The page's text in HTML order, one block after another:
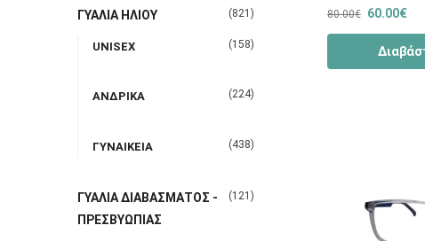
80.00€ 60.00€
ΓΥΑΛΙΑ ΗΛΙΟΥ (821)
UNISEX (158)
ΑΝΔΡΙΚΑ (224)
ΓΥΝΑΙΚΕΙΑ (438)
ΓΥΑΛΙΑ ΔΙΑΒΑΣΜΑΤΟΣ -
ΠΡΕΣΒΥΩΠΙΑΣ
(121)